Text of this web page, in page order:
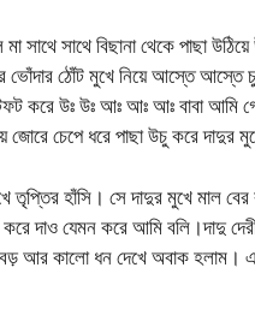
সাথে সাথে বিছানা থেকে পাছা
ভোঁদার ঠোঁট মুখে নিয়ে আস্তে আস্তে
করে উঃ উঃ আঃ আঃ আঃ বাবা আমি
চেপে ধরে পাছা উচু করে দাদুর
তৃপ্তির হাঁসি। সে দাদুর মুখে মাল
দাও যেমন করে আমি বলি।দাদু দেরী
বড় আর কালো ধন দেখে অবাক